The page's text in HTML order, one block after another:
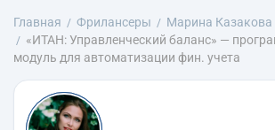
Главная Фрилансеры Марина Казакова
«ИТАН: Управленческий баланс» —
модуль для автоматизации фин. учета